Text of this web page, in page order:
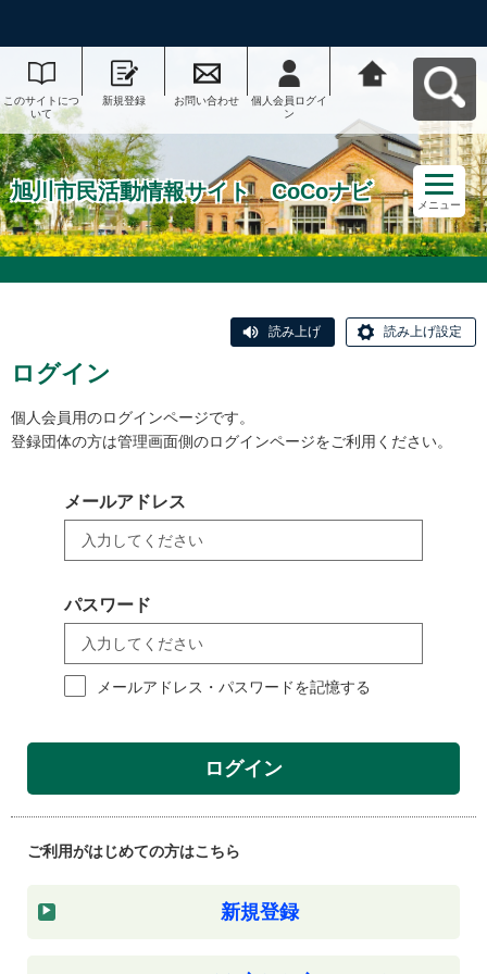
このサイトにつ
いて
新規登録 お問い合わせ
個人会員ログイ
ン
ナビへ戻る
旭川市民活動情報サイト CoCoナビ
メニュー
読み上げ 読み上げ設定
ログイン
個人会員用のログインページです。
登録団体の方は管理画面側のログインページをご利用ください。
メールアドレス
パスワード
メールアドレス・パスワードを記憶する
ログイン
ご利用がはじめての方はこちら
新規登録